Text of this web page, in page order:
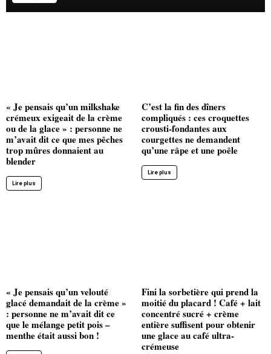
« Je pensais qu’un milkshake
crémeux exigeait de la crème
ou de la glace » : personne ne
m’avait dit ce que mes pêches
trop mûres donnaient au
blender
Lire plus
C’est la fin des dîners
compliqués : ces croquettes
crousti-fondantes aux
courgettes ne demandent
qu’une râpe et une poêle
Lire plus
« Je pensais qu’un velouté
glacé demandait de la crème »
: personne ne m’avait dit ce
que le mélange petit pois –
menthe était aussi bon !
Fini la sorbetière qui prend la
moitié du placard ! Café + lait
concentré sucré + crème
entière suffisent pour obtenir
une glace au café ultra-
crémeuse